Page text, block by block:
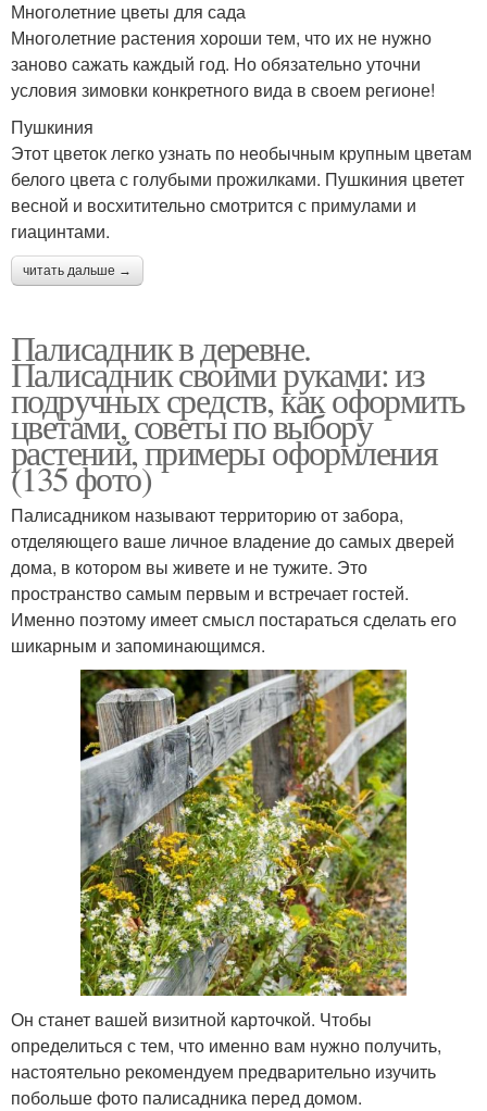
Многолетние цветы для сада
Многолетние растения хороши тем, что их не нужно
заново сажать каждый год. Но обязательно уточни
условия зимовки конкретного вида в своем регионе!
Пушкиния
Этот цветок легко узнать по необычным крупным цветам
белого цвета с голубыми прожилками. Пушкиния цветет
весной и восхитительно смотрится с примулами и
гиацинтами.
читать дальше →
Палисадник в деревне.
Палисадник своими руками: из
подручных средств, как оформить
цветами, советы по выбору
растений, примеры оформления
(135 фото)
Палисадником называют территорию от забора,
отделяющего ваше личное владение до самых дверей
дома, в котором вы живете и не тужите. Это
пространство самым первым и встречает гостей.
Именно поэтому имеет смысл постараться сделать его
шикарным и запоминающимся.
Он станет вашей визитной карточкой. Чтобы
определиться с тем, что именно вам нужно получить,
настоятельно рекомендуем предварительно изучить
побольше фото палисадника перед домом.